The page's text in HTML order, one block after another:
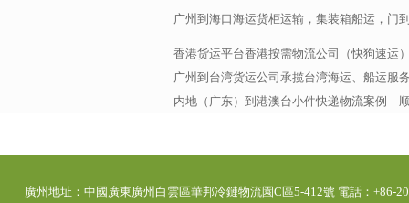
广州到海口海运货柜运输，集装箱船运，门
香港货运平台香港按需物流公司（快狗速运
广州到台湾货运公司承揽台湾海运、船运服
内地（广东）到港澳台小件快递物流案例—
廣州地址：中國廣東廣州白雲區華邦冷鏈物流園C區5-412號 電話：+86-